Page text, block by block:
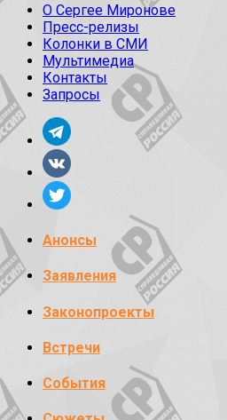
О Сергее Миронове
Пресс-релизы
Колонки в СМИ
Мультимедиа
Контакты
Запросы
Анонсы
Заявления
Законопроекты
Встречи
События